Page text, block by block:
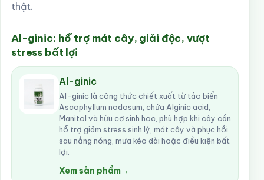
thật.
Al-ginic: hỗ trợ mát cây, giải độc, vượt
stress bất lợi
Al-ginic
Al-ginic là công thức chiết xuất từ tảo biển
Ascophyllum nodosum, chứa Alginic acid,
Manitol và hữu cơ sinh học, phù hợp khi cây cần
hỗ trợ giảm stress sinh lý, mát cây và phục hồi
sau nắng nóng, mưa kéo dài hoặc điều kiện bất
lợi.
Xem sản phẩm→